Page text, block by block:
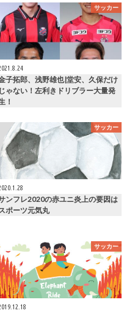
サッカー
子拓郎、浅野雄也|堂安、久保だけ
じゃない！左利きドリブラー大量発
！
サッカー
ンフレ2020の赤ユニ炎上の要因は
スポーツ元気丸
サッカー